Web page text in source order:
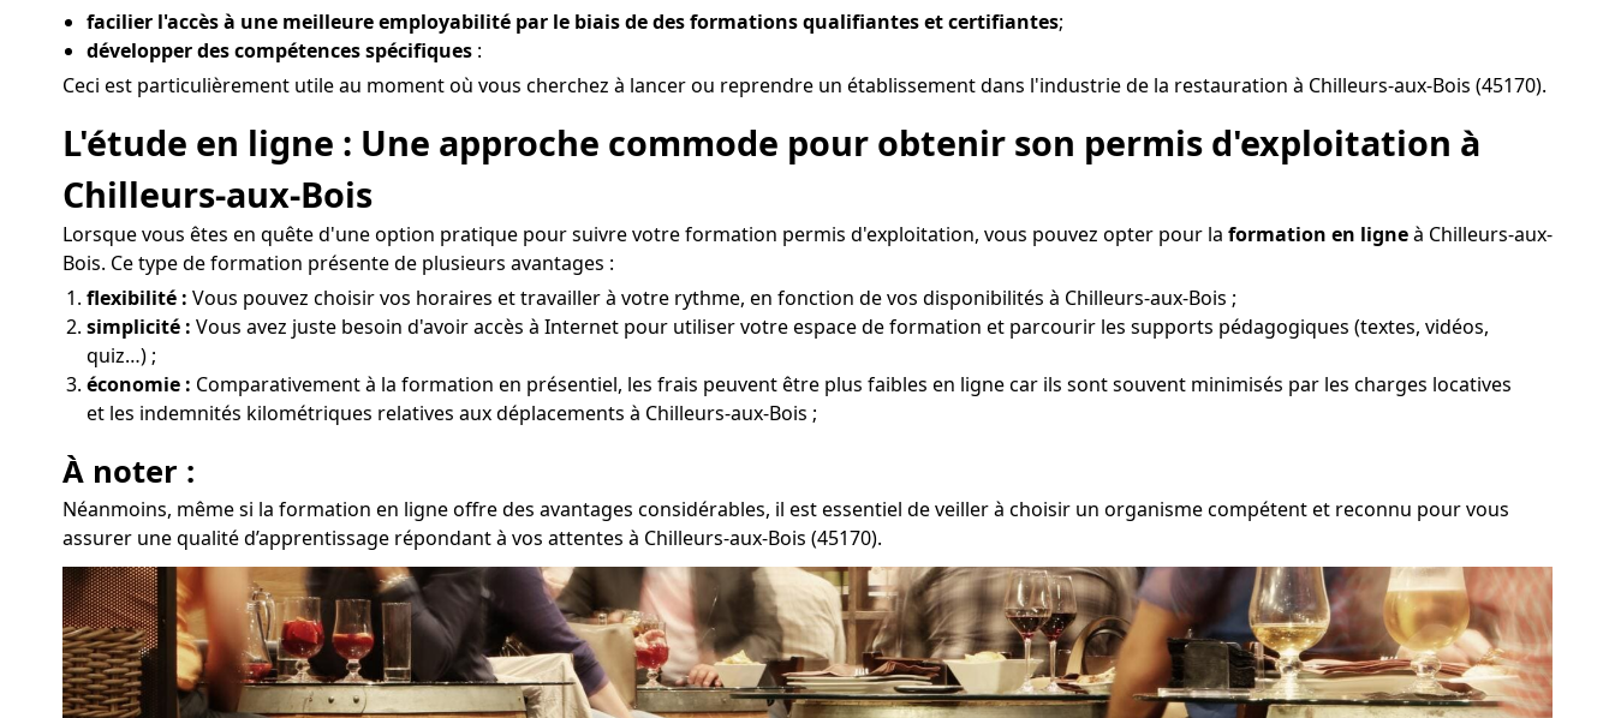
facilier l'accès à une meilleure employabilité par le biais de des formations qualifiantes et certifiantes;
développer des compétences spécifiques :
Ceci est particulièrement utile au moment où vous cherchez à lancer ou reprendre un établissement dans l'industrie de la restauration à Chilleurs-aux-Bois (45170).
L'étude en ligne : Une approche commode pour obtenir son permis d'exploitation à
Chilleurs-aux-Bois
Lorsque vous êtes en quête d'une option pratique pour suivre votre formation permis d'exploitation, vous pouvez opter pour la formation en ligneà Chilleurs-aux-
Bois. Ce type de formation présente de plusieurs avantages :
flexibilité : Vous pouvez choisir vos horaires et travailler à votre rythme, en fonction de vos disponibilités à Chilleurs-aux-Bois ;
simplicité : Vous avez juste besoin d'avoir accès à Internet pour utiliser votre espace de formation et parcourir les supports pédagogiques (textes, vidéos,
quiz…) ;
économie : Comparativement à la formation en présentiel, les frais peuvent être plus faibles en ligne car ils sont souvent minimisés par les charges locatives
et les indemnités kilométriques relatives aux déplacements à Chilleurs-aux-Bois ;
À noter :
Néanmoins, même si la formation en ligne offre des avantages considérables, il est essentiel de veiller à choisir un organisme compétent et reconnu pour vous
assurer une qualité d’apprentissage répondant à vos attentes à Chilleurs-aux-Bois (45170).